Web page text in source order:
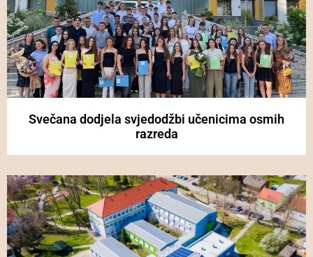
Svečana dodjela svjedodžbi učenicima osmih
razreda